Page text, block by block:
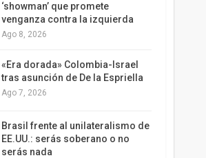
‘showman’ que promete
venganza contra la izquierda
Ago 8, 2026
«Era dorada» Colombia-Israel
tras asunción de De la Espriella
Ago 7, 2026
Brasil frente al unilateralismo de
EE.UU.: serás soberano o no
serás nada